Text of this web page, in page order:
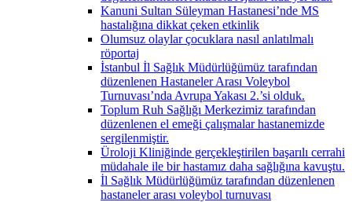
Kanuni Sultan Süleyman Hastanesi’nde MS
hastalığına dikkat çeken etkinlik
Olumsuz olaylar çocuklara nasıl anlatılmalı
röportaj
İstanbul İl Sağlık Müdürlüğümüz tarafından
düzenlenen Hastaneler Arası Voleybol
Turnuvası’nda Avrupa Yakası 2.’si olduk.
Toplum Ruh Sağlığı Merkezimiz tarafından
düzenlenen el emeği çalışmalar hastanemizde
sergilenmiştir.
Üroloji Kliniğinde gerçekleştirilen başarılı cerrahi
müdahale ile bir hastamız daha sağlığına kavuştu.
İl Sağlık Müdürlüğümüz tarafından düzenlenen
hastaneler arası voleybol turnuvası